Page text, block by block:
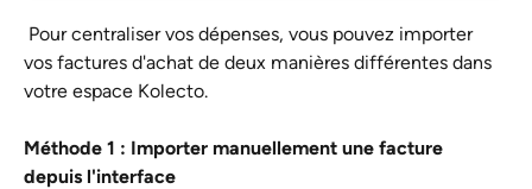
vos factures d'achat de deux manières différentes dans
votre espace Kolecto.
Méthode 1 : Importer manuellement une facture
depuis l'interface